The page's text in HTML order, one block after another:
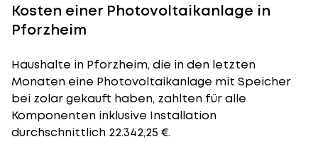
Kosten einer Photovoltaikanlage in
Pforzheim
Haushalte in Pforzheim, die in den letzten
Monaten eine Photovoltaikanlage mit Speicher
bei zolar gekauft haben, zahlten für alle
Komponenten inklusive Installation
durchschnittlich 22.342,25 €.